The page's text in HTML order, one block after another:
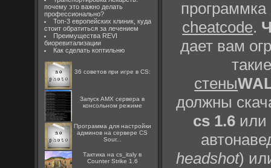
почему это важно делать
профессионально?
Топ-3 европейских клиник, куда
стоит обратиться за лечением
Преимущества REVI
биоревитализации
Как сделать коптильню
36 советов при игре в CS:
Запуск AMX сервера в
консольном режиме
Программа для настройки
админов на сервере CS
Sour...
Тактика на cs_italy в
Counter Strike 1.6
cheatcode.
дает вам
стены
должны
cs 1.6или
headshot)